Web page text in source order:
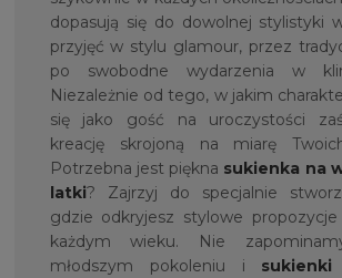
dopasują się do dowolnej stylistyki
przyjęć w stylu glamour, przez
po swobodne wydarzenia w
Niezależnie od tego, w jakim
się jako gość na uroczystości
kreację skrojoną na miarę
Potrzebna jest piękna sukienka na
latki? Zajrzyj do specjalnie
gdzie odkryjesz stylowe
każdym wieku. Nie
młodszym pokoleniu i